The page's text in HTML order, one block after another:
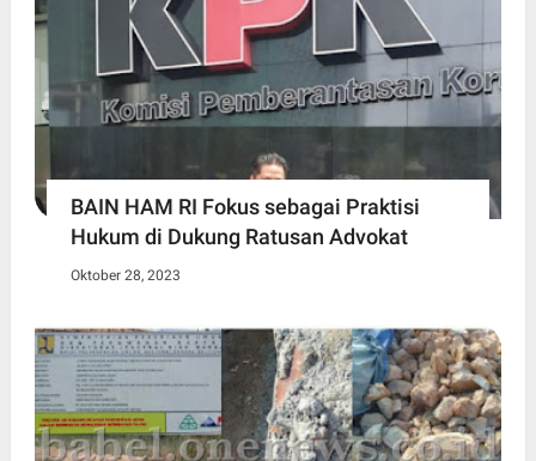
BAIN HAM RI Fokus sebagai Praktisi
Hukum di Dukung Ratusan Advokat
Oktober 28, 2023